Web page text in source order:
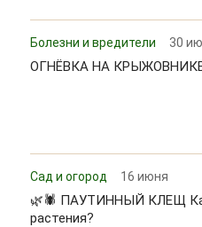
Болезни и вредители 30
ОГНЁВКА НА
Сад и огород 16 июня
🌿🕷 ПАУТИННЫЙ КЛЕЩ
растения?